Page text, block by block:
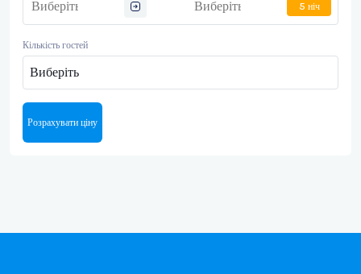
5 ніч
Кількість гостей
Виберіть
Розрахувати ціну